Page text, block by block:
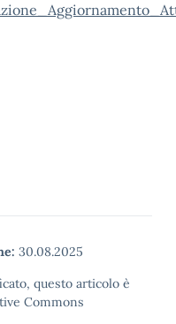
30.08.2025
questo articolo è
Commons